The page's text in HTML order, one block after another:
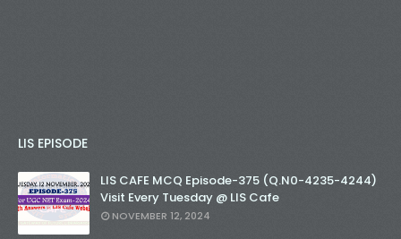
LIS EPISODE
LIS CAFE MCQ Episode-375 (Q.N0-4235-4244)
Visit Every Tuesday @ LIS Cafe
NOVEMBER 12, 2024